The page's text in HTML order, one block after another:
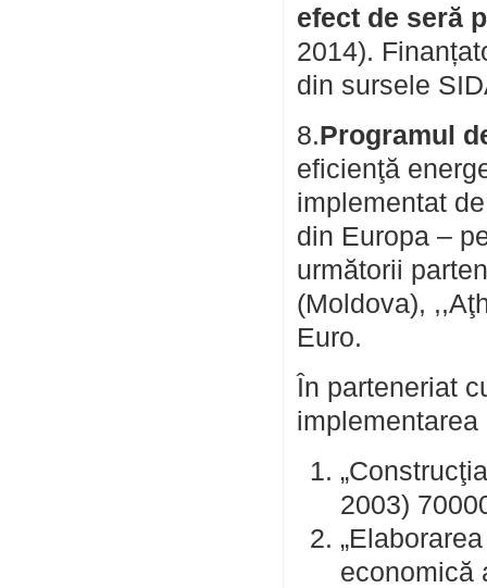
efect de seră
2014).
din sursele
8.Programul
eficienţă
implementat
din Europa –
următorii
(Moldova),
Euro.
În parteneriat
2003)
economică